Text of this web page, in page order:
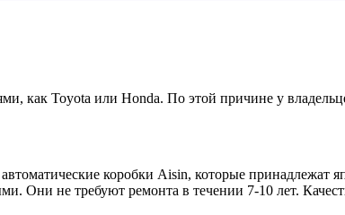
как Toyota или Honda. По этой причине у
коробки Aisin, которые
не требуют ремонта в течении 7-10 лет.